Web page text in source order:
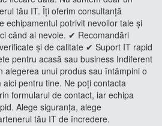
tău IT. Îți oferim consultanță
echipamentul potrivit nevoilor tale și
când ai nevoie. ✔ Recomandări
și de calitate ✔ Suport IT rapid
pentru acasă sau business Indiferent
alegerea unui produs sau întâmpini o
pentru tine. Ne poți contacta
formularul de contact, iar echipa
Alege siguranța, alege
tău IT de încredere.